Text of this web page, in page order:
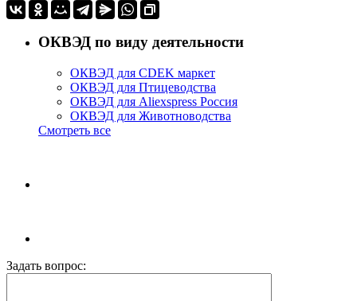
ОКВЭД по виду деятельности
ОКВЭД для CDEK маркет
ОКВЭД для Птицеводства
ОКВЭД для Aliexspress Россия
ОКВЭД для Животноводства
Смотреть все
Задать вопрос: